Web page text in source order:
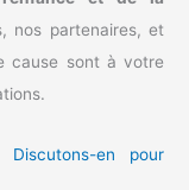
nos partenaires, et
cause sont à votre
Discutons-en pour